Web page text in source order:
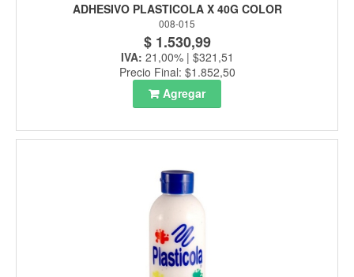
ADHESIVO PLASTICOLA X 40G COLOR
008-015
$ 1.530,99
IVA: 21,00% | $321,51
Precio Final: $1.852,50
Agregar